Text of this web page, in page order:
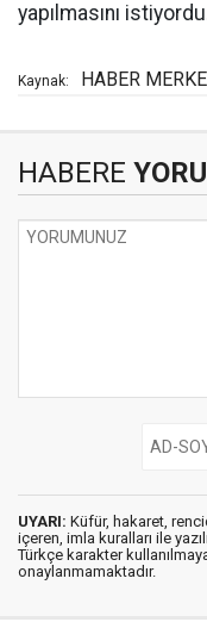
yapılmasını
Kaynak: HABER
HABERE
UYARI: Küfür, hakaret,
içeren, imla kuralları ile
Türkçe karakter
onaylanmamaktadır.